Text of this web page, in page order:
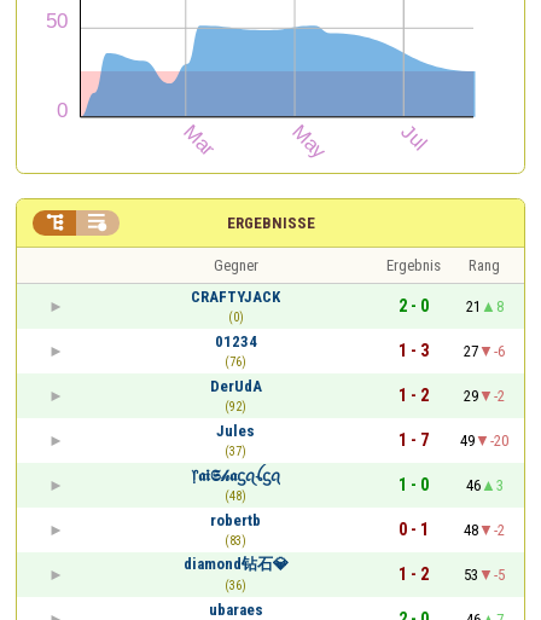
ERGEBNISSE
 
Gegner Ergebnis
Rang
CRAFTYJACK
(0)
2 - 0 21
8
01234
(76)
1 - 3 27
-6
DerUdA
(92)
1 - 2 29
-2
Jules
(37)
1 - 7 49
-20
᥅𝖆𝖎𝕾𝒽𝖆ᦓꪖꪶᦓꪖ
(48)
1 - 0 46
3
robertb
(83)
0 - 1 48
-2
diamond钻石💎
(36)
1 - 2 53
-5
ubaraes